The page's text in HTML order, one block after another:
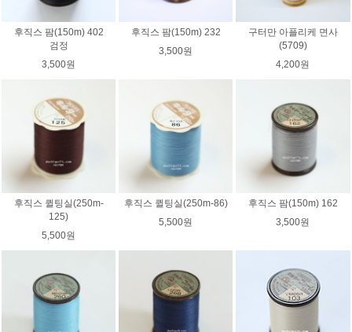
후직스 팜(150m) 402
검정
3,500원
후직스 팜(150m) 232
3,500원
구터만 아플리케 면사
(5709)
4,200원
후직스 퀼팅실(250m-
125)
5,500원
후직스 퀼팅실(250m-86)
5,500원
후직스 팜(150m) 162
3,500원